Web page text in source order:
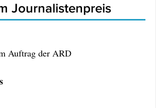
Journalistenpreis
Auftrag der ARD